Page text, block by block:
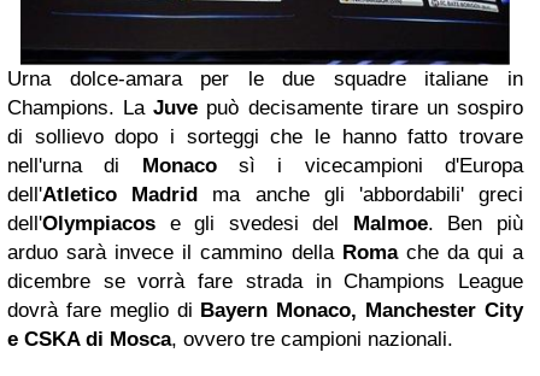
Urna dolce-amara per le due squadre italiane in
Champions. LaJuve può decisamente tirare un sospiro
di sollievo dopo i sorteggi che le hanno fatto trovare
nell'urna di Monacosì i vicecampioni d'Europa
dell'Atletico Madrid ma anche gli 'abbordabili' greci
dell'Olympiacos e gli svedesi del Malmoe. Ben più
arduo sarà invece il cammino della Roma che da qui a
dicembre se vorrà fare strada in Champions League
dovrà fare meglio di Bayern Monaco, Manchester City
e CSKA di Mosca, ovvero tre campioni nazionali.